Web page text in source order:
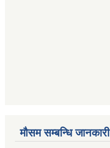
मौसम सम्बन्धि जानकारी